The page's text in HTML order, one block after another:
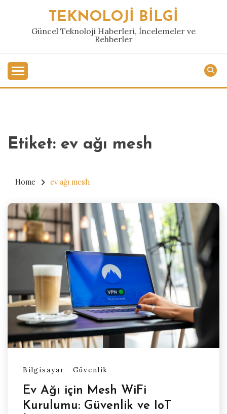
TEKNOLOJI BILGI
Güncel Teknoloji Haberleri, İncelemeler ve
Rehberler
Etiket: ev ağı mesh
Home ev ağı mesh
Bilgisayar Güvenlik
Ev Ağı için Mesh WiFi
Kurulumu: Güvenlik ve IoT